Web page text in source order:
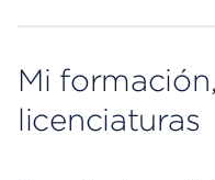
Mi
licenciaturas